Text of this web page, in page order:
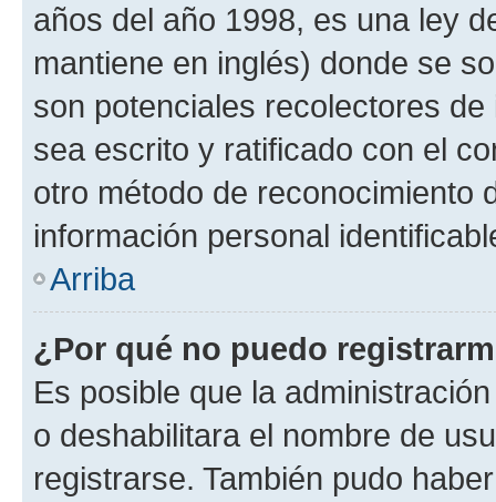
años del año 1998, es una ley
mantiene en inglés) donde se
son potenciales recolectores
sea escrito y ratificado con el
otro método de reconocimiento
información personal
Arriba
¿Por qué no puedo
Es posible que la
o deshabilitara el nombre de
registrarse. También pudo